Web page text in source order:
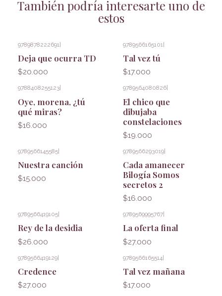
También podría interesarte uno de
estos
9789878222691
Deja que ocurra TD
$20.000
9789566165101
Tal vez tú
$17.000
9788408255123
Oye, morena, ¿tú
qué miras?
$16.000
9789564080826
El chico que
dibujaba
constelaciones
$19.000
9789566145585|
Nuestra canción
$15.000
9789566293019|
Cada amanecer
Bilogía Somos
secretos 2
$16.000
9789566419105
Rey de la desidia
$26.000
9789569995767
La oferta final
$27.000
9789566419129|
Credence
$27.000
9789566165514|
Tal vez mañana
$17.000